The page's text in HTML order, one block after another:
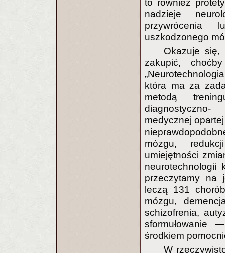
to również
nadzieje
przywrócenia
uszkodzonego
Okazuje się,
zakupić,
która ma za
metodą
medycznej
mózgu,
umiejętności
neurotechnologii
przeczytamy na
leczą 131
mózgu,
schizofrenia,
sformułowanie
środkiem
W